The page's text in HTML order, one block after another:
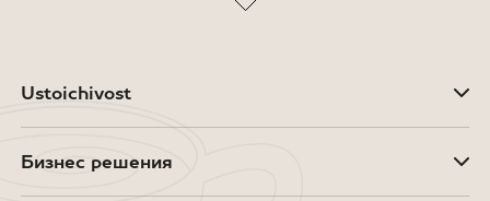
Ustoichivost
Бизнес решения